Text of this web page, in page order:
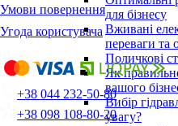
для бізнесу
Вживані
переваги та
Поличкові
Як
вашого
Вибір
увагу?
Умови повернення
Угода користувача
+38 044 232-50-80
+38 098 108-80-20